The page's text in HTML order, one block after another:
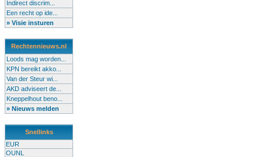
Indirect discrim...
Een recht op ide...
» Visie insturen
Rechtennieuws.nl
Loods mag worden...
KPN bereikt akko...
Van der Steur wi...
AKD adviseert de...
Kneppelhout beno...
» Nieuws melden
Snellinks
EUR
OUNL